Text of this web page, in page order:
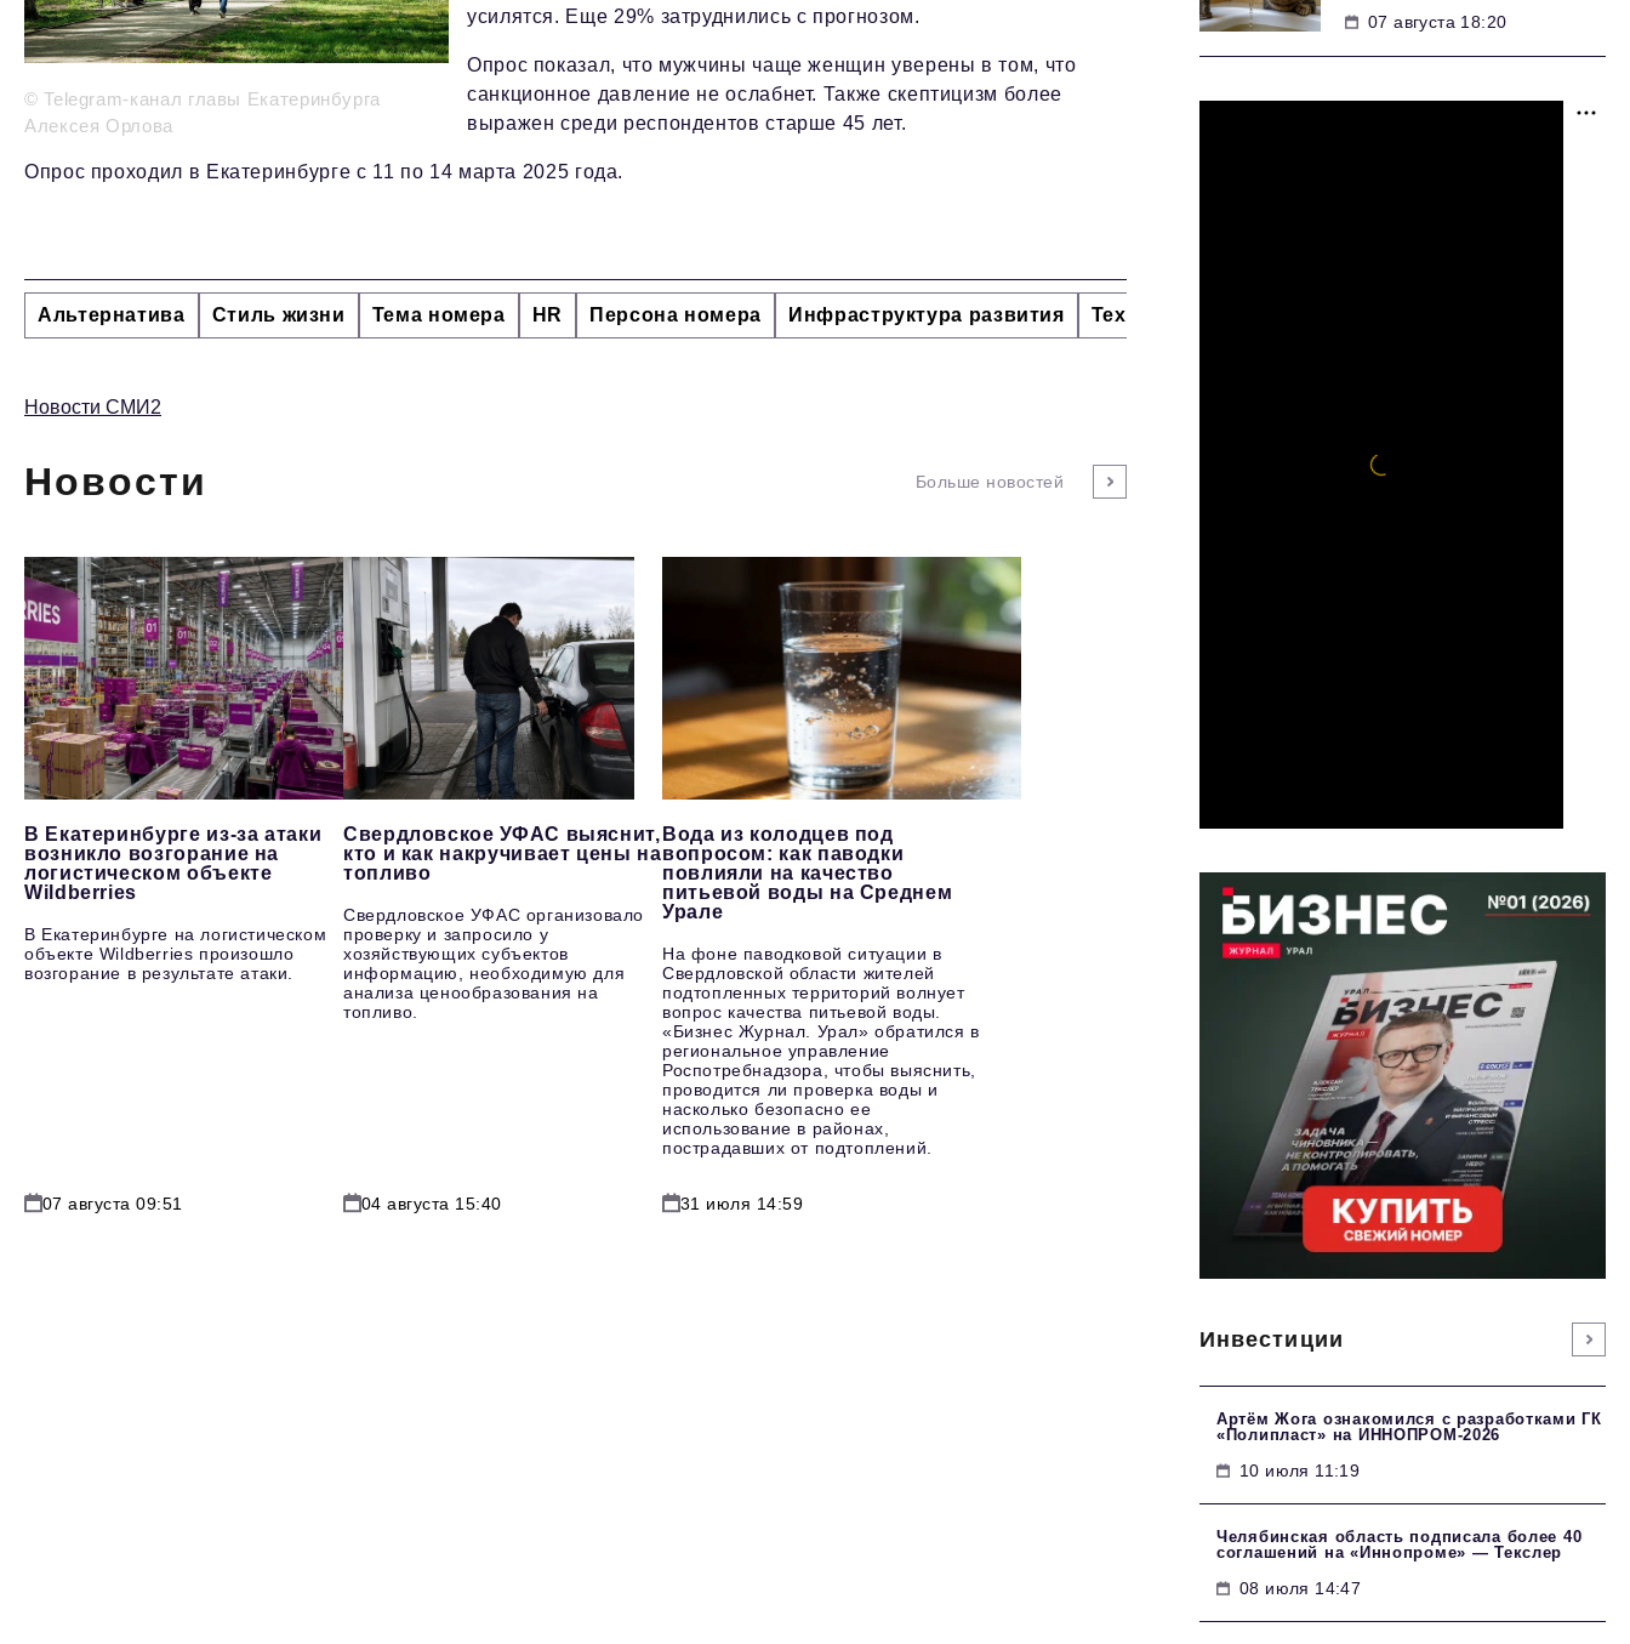
© Telegram-канал главы Екатеринбурга
Алексея Орлова
усилятся. Еще 29% затруднились с прогнозом.
Опрос показал, что мужчины чаще женщин уверены в том, что
санкционное давление не ослабнет. Также скептицизм более
выражен среди респондентов старше 45 лет.
Опрос проходил в Екатеринбурге с 11 по 14 марта 2025 года.
Альтернатива Стиль жизни Тема номера HR Персона номера Инфраструктура развития Технологии и тренды
Новости СМИ2
Новости Больше новостей
В Екатеринбурге из-за атаки
возникло возгорание на
логистическом объекте
Wildberries
В Екатеринбурге на логистическом
объекте Wildberries произошло
возгорание в результате атаки.
07 августа 09:51
Свердловское УФАС выяснит,
кто и как накручивает цены на
топливо
Свердловское УФАС организовало
проверку и запросило у
хозяйствующих субъектов
информацию, необходимую для
анализа ценообразования на
топливо.
04 августа 15:40
Вода из колодцев под
вопросом: как паводки
повлияли на качество
питьевой воды на Среднем
Урале
На фоне паводковой ситуации в
Свердловской области жителей
подтопленных территорий волнует
вопрос качества питьевой воды.
«Бизнес Журнал. Урал» обратился в
региональное управление
Роспотребнадзора, чтобы выяснить,
проводится ли проверка воды и
насколько безопасно ее
использование в районах,
пострадавших от подтоплений.
31 июля 14:59
07 августа 18:20
Инвестиции
Артём Жога ознакомился с разработками ГК
«Полипласт» на ИННОПРОМ-2026
10 июля 11:19
Челябинская область подписала более 40
соглашений на «Иннопроме» — Текслер
08 июля 14:47